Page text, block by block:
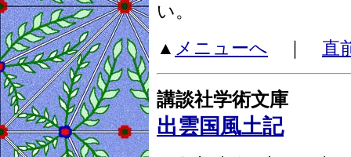
い。
▲ メニューへ ｜ 直
講談社学術文庫
出雲国風土記